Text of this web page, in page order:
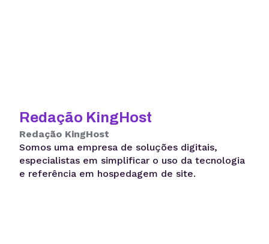
Redação KingHost
Redação KingHost
Somos uma empresa de soluções digitais,
especialistas em simplificar o uso da tecnologia
e referência em hospedagem de site.